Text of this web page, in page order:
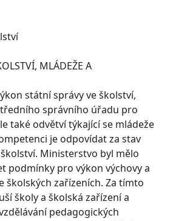
MLÁDEŽE A
státní správy ve školství,
správního úřadu pro
také odvětví týkající se mládeže
je odpovídat za stav
Ministerstvo byl mělo
podmínky pro výkon výchovy a
školských zařízeních. Za tímto
školy a školská zařízení a
pedagogických